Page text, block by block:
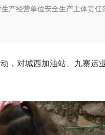
产经营单位安全生产主体责任
，对城西加油站、九寨运